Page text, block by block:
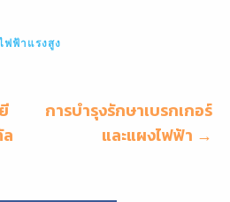
e
ฟฟ้าแรงสูง
การบำรุงรักษาเบรกเกอร์
และแผงไฟฟ้า →